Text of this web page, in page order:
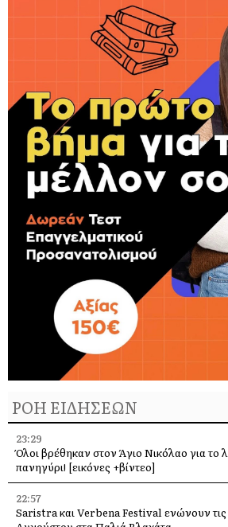
ΡΟΗ ΕΙΔΗΣΕΩΝ
23:29
Όλοι βρέθηκαν στον Άγιο Νικόλαο για το
πανηγύρι! [εικόνες +βίντεο]
22:57
Saristra και Verbena Festival ενώνουν τις